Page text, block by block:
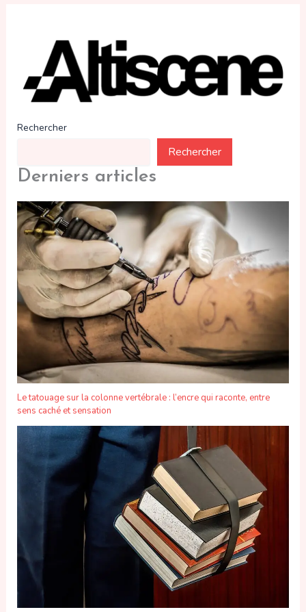
Rechercher
Rechercher
Derniers articles
Le tatouage sur la colonne vertébrale : l’encre qui raconte, entre
sens caché et sensation